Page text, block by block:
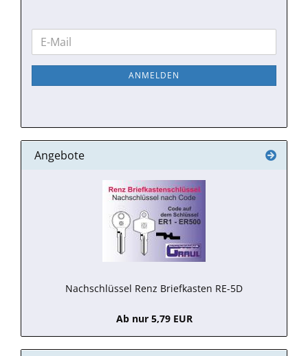
WEITER
ZUR
NEWSLETTER-
E-
Mail
ANMELDEN
Angebote
Nachschlüssel Renz Briefkasten RE-5D
Ab nur 5,79 EUR